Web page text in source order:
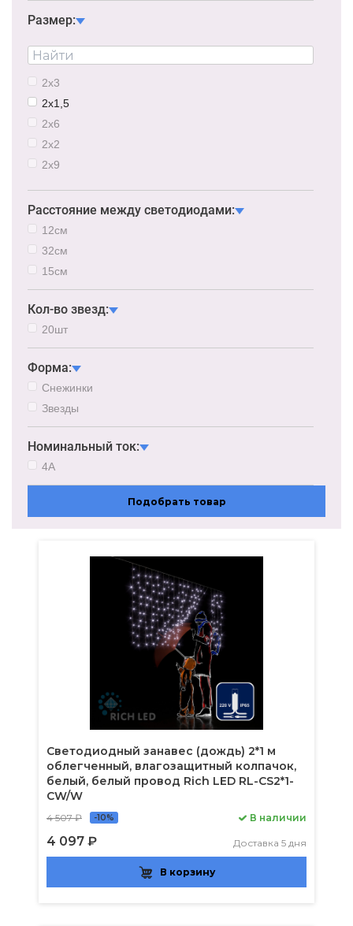
Размер:
2х3
2х1,5
2х6
2х2
2х9
Расстояние между светодиодами:
12см
32см
15см
Кол-во звезд:
20шт
Форма:
Снежинки
Звезды
Номинальный ток:
4А
Подобрать товар
Светодиодный занавес (дождь) 2*1 м
облегченный, влагозащитный колпачок,
белый, белый провод Rich LED RL-CS2*1-
CW/W
4 507 ₽ -10%
4 097 ₽
В наличии
Доставка 5 дня
В корзину